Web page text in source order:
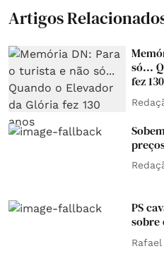
Artigos
só...
fez
PS
sobre